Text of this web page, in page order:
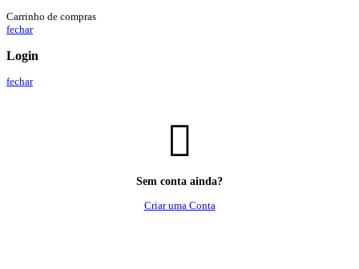
Carrinho de compras
fechar
Login
fechar
Sem conta ainda?
Criar uma Conta